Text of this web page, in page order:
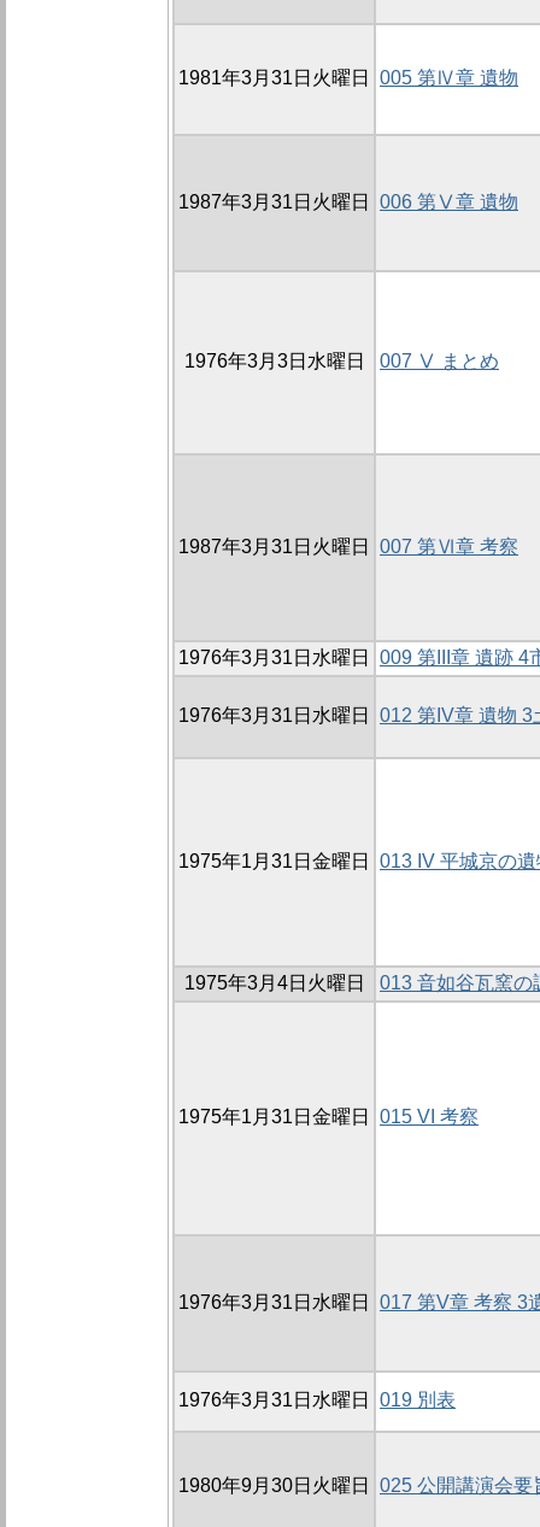
1981年3月31日火曜日 005 第Ⅳ章 遺物
1987年3月31日火曜日 006 第Ⅴ章 遺物
1976年3月3日水曜日 007 Ⅴ まとめ
1987年3月31日火曜日 007 第Ⅵ章 考察
1976年3月31日水曜日 009 第III章 遺跡 4
1976年3月31日水曜日 012 第IV章 遺物 3
1975年1月31日金曜日 013 IV 平城京の遺
1975年3月4日火曜日 013 音如谷瓦窯の
1975年1月31日金曜日 015 VI 考察
1976年3月31日水曜日 017 第V章 考察 3
1976年3月31日水曜日 019 別表
1980年9月30日火曜日 025 公開講演会要